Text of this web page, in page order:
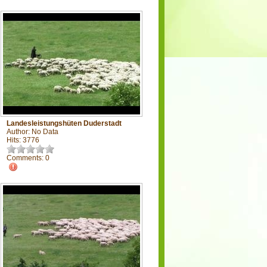
Landesleistungshüten Duderstadt
Author: No Data
Hits: 3776
Comments: 0